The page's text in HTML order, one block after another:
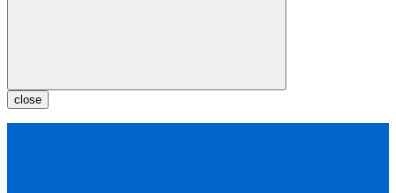
close